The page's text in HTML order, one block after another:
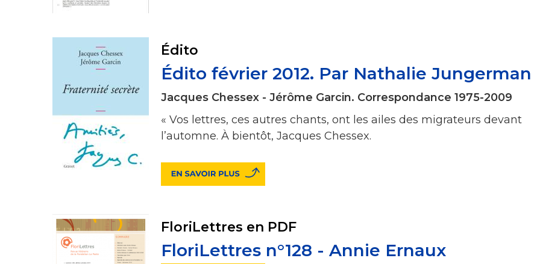
Édito
Édito février 2012. Par Nathalie Jungerman
Jacques Chessex - Jérôme Garcin. Correspondance 1975-2009
« Vos lettres, ces autres chants, ont les ailes des migrateurs devant
l’automne. À bientôt, Jacques Chessex.
FloriLettres en PDF
FloriLettres n°128 - Annie Ernaux